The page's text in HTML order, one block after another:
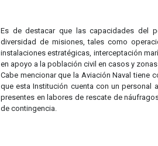
Es de destacar que las capacidades del
diversidad de misiones, tales como
instalaciones estratégicas, interceptación
en apoyo a la población civil en casos y
Cabe mencionar que la Aviación Naval tiene
que esta Institución cuenta con un personal
presentes en labores de rescate de
de contingencia.